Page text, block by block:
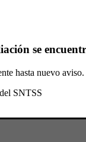
se
hasta nuevo
SNTSS